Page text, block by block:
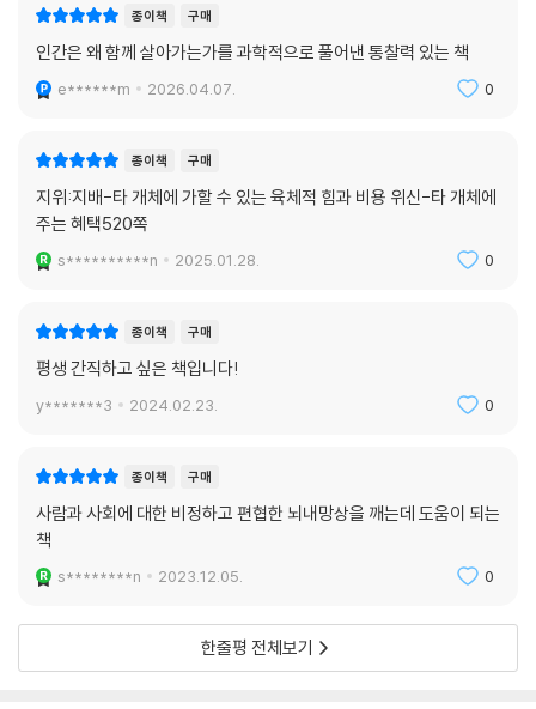
를 미칠까?” “인공 지능과 유전자 편집 기술이 인간 본성을 바꿀까?”
까?”라는 질문에 궁극적으로 답한다. 저자는 단언한다. “진화의 역사를 통
틀어 우리 유전자(그리고 우리 친구들의 유전자)는 더 안전하고 더 평화로
은 길다. 하지만 이 궤적은 ‘좋음(선함)’을 향해 휘어져 있다”고.
우리는 더욱 많은 사람에게 애착을 느끼는 종으로 진화 중이다
진화의 역사는 환경에 잘 대처하는 데 최적화된 형질을 선호해 최적의 해
결책을 찾는 자연선택의 과정이다. 그렇다면 인간 환경에서 가장 큰 위협,
물리 환경, 생물 환경, 사회 환경 모두 진화에서 대단히 중요하지만 인류가
물리 환경과 생물 환경을 상당히 빚어낼 수 있게 된 것은 도시와 농업을 발
명한 이후부터로 겨우 수천 년 전에 불과하다(그 이전까지는 그저 환경을
선택했을 뿐이다). 반면에 사회 환경은 처음부터 항상 구축해왔다. 다른 사
려 노는 아이들에게서 보듯 “인간은 아주 어릴 때부터 사회를 만들지 않고
우리의 먼 친척 동물들이 사회 행동을 한다는 사실도 우리의 “사회성 모
둠” 형질을 뒷받침한다. 그들이 그럴 수 있다면 우리 또한 그럴 가능성이
높다. 돌고래는 각자 이름을 불러 서로의 정체성을 식별한다. 짝을 잃은 초
다. 어린 침팬지는 어미에게 견과 깨는 법을 배운다. 사회성 동물들과 인간
에게서 이런 동일한 형질들이 독자적으로 발전한 과정을 “수렴 진화”라고
종이책 구매
인간은 왜 함께 살아가는가를 과학적으로 풀어낸 통찰력 있는 책
e******m 2026.04.07. 0
종이책 구매
지위:지배-타 개체에 가할 수 있는 육체적 힘과 비용 위신-타 개체에
주는 혜택520쪽
s**********n 2025.01.28. 0
종이책 구매
평생 간직하고 싶은 책입니다!
y*******3 2024.02.23. 0
종이책 구매
사람과 사회에 대한 비정하고 편협한 뇌내망상을 깨는데 도움이 되는
책
s********n 2023.12.05. 0
한줄평 전체보기